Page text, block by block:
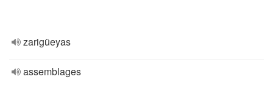
zarigüeyas
assemblages